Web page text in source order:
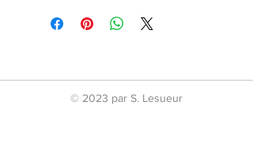
© 2023 par S. Lesueur